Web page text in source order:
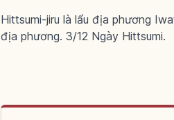
Hittsumi-jiru là lẩu địa phương
địa phương. 3/12 Ngày Hittsumi.